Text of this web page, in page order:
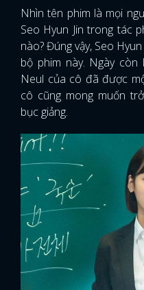
Nhìn tên phim là mọi
Seo Hyun Jin trong tác
nào? Đúng vậy, Seo
bộ phim này. Ngày
Neul của cô đã được
cô cũng mong muốn
bục giảng.